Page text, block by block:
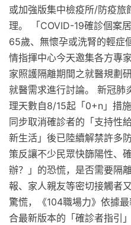
或加強版集中檢疫所/防疫旅
理。 「COVID-19確診個案
65歲、無懷孕或洗腎的輕症
情指揮中心今天邀集各方專
家照護隔離期間之就醫規劃
就醫需求進行討論。 新冠肺
理天數自8/15起「0+n」措
同步取消確診者的「支持性
新生活」後已陸續解禁許多
策反讓不少民眾快篩陽性、
辦？」的恐慌，是否需要隔
報、家人親友等密切接觸者
驚慌，《104職場力》依據
合最新版本的「確診者指引